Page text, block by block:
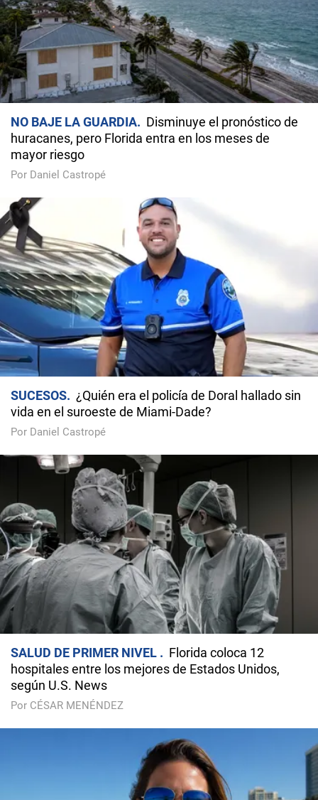
NO BAJE LA GUARDIA
Disminuye el pronóstico de
huracanes, pero Florida entra en los meses de
mayor riesgo
Por Daniel Castropé
SUCESOS
¿Quién era el policía de Doral hallado sin
vida en el suroeste de Miami-Dade?
Por Daniel Castropé
SALUD DE PRIMER NIVEL
Florida coloca 12
hospitales entre los mejores de Estados Unidos,
según U.S. News
Por CÉSAR MENÉNDEZ